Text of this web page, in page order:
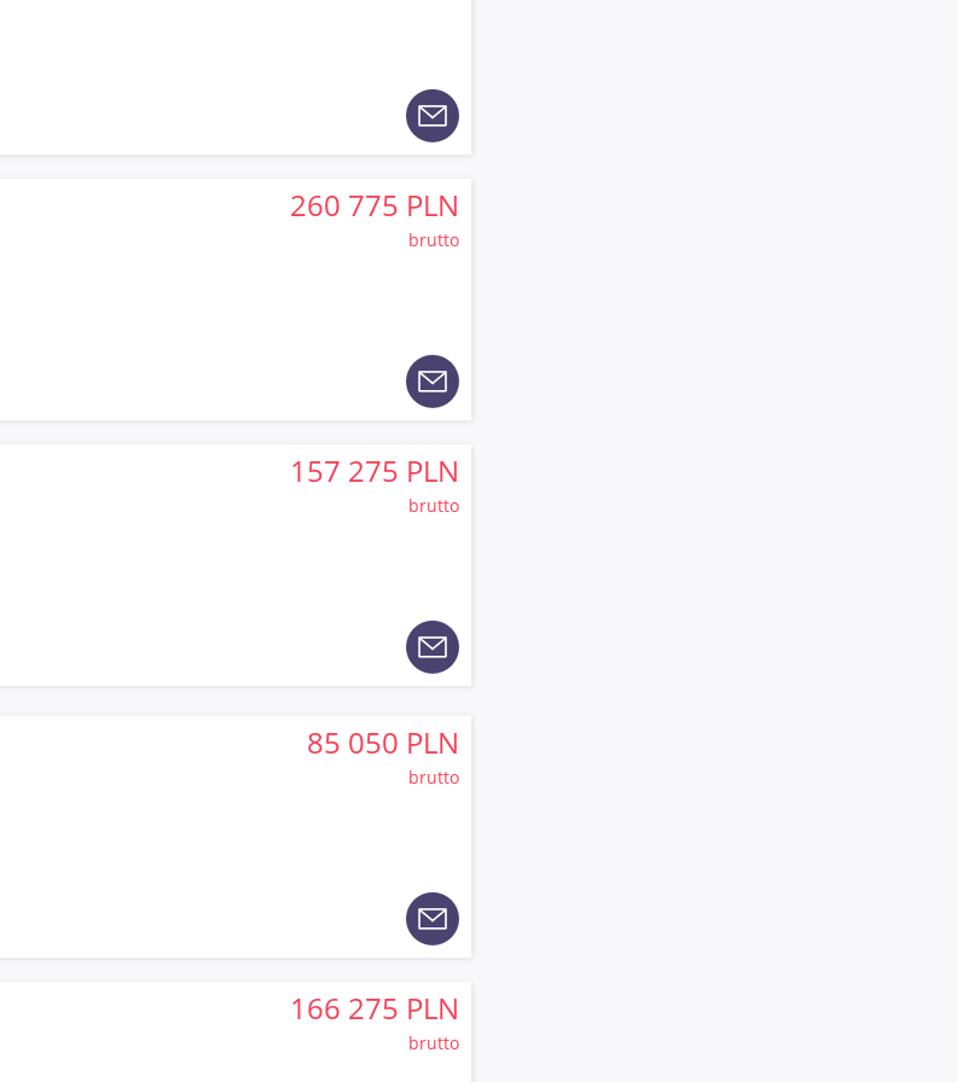
260 775 PLN
brutto
157 275 PLN
brutto
85 050 PLN
brutto
166 275 PLN
brutto